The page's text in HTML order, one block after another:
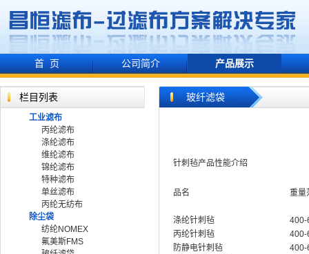
首 页 公司简介 产品展示
栏目列表
工业滤布
丙纶滤布
涤纶滤布
维纶滤布
锦纶滤布
特种滤布
单丝滤布
丙纶无纺布
除尘袋
纺纶NOMEX
氟美斯FMS
玻纤滤袋
针刺毡产品性能介绍
品名 重量
涤纶针刺毡
400-
丙纶针刺毡
400-
防静电针刺毡
400-